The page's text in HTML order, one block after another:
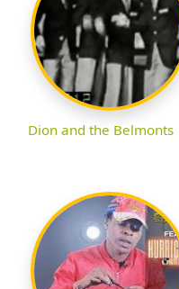
Dion and the Belmonts